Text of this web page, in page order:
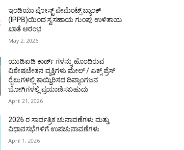
ಇಂಡಿಯಾ ಪೋಸ್ಟ್ ಪೇಮೆಂಟ್ಸ್ ಬ್ಯಾಂಕ್
(IPPB)ಯಿಂದ ಸ್ವಸಹಾಯ ಗುಂಪು ಉಳಿತಾಯ
ಖಾತೆ ಆರಂಭ
May 2, 2026
ಯುಡಿಐಡಿ ಕಾರ್ಡ್ ಗಳನ್ನು ಹೊಂದಿರುವ
ವಿಶೇಷಚೇತನ ವ್ಯಕ್ತಿಗಳು ಮೇಲ್ / ಎಕ್ಸ್ ಪ್ರೆಸ್
ರೈಲುಗಳಲ್ಲಿ ಕಾಯ್ದಿರಿಸದ ದಿವ್ಯಾಂಗಜನ
ಬೋಗಿಗಳಲ್ಲಿ ಪ್ರಯಾಣಿಸಬಹುದು
April 21, 2026
2026 ರ ಸಾರ್ವತ್ರಿಕ ಚುನಾವಣೆಗಳು ಮತ್ತು
ವಿಧಾನಸಭೆಗಳಿಗೆ ಉಪಚುನಾವಣೆಗಳು
April 1, 2026